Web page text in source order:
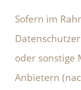
Sofern im
oder sonstige
Anbietern